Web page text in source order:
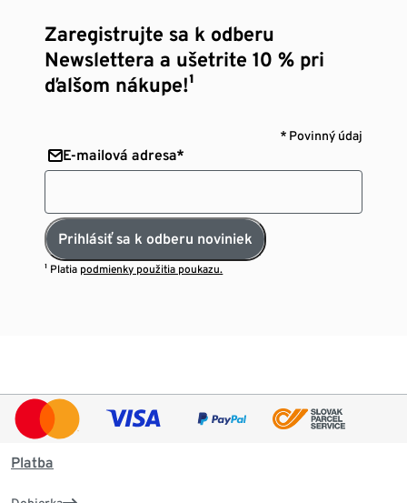
Zaregistrujte sa k odberu
Newslettera a ušetrite 10 % pri
ďalšom nákupe!¹
* Povinný údaj
E-mailová adresa*
Prihlásiť sa k odberu noviniek
¹ Platia podmienky použitia poukazu.
Platba